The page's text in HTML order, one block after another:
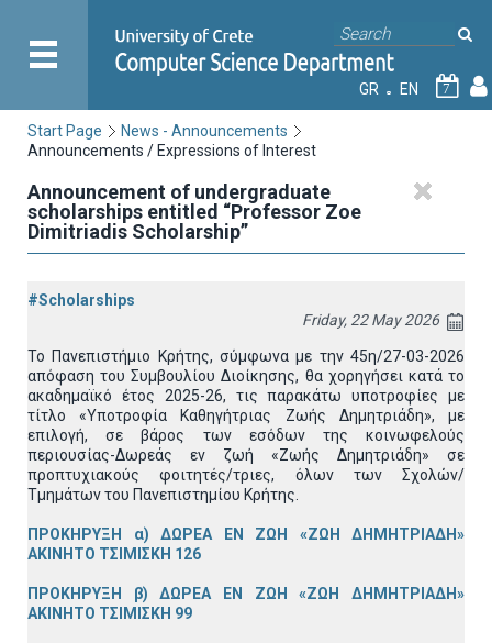
GR EN 7
Start Page
News - Announcements
Announcements / Expressions of Interest
Announcement of undergraduate
scholarships entitled “Professor Zoe
Dimitriadis Scholarship”
#Scholarships
Friday, 22 May 2026
Το Πανεπιστήμιο Κρήτης, σύμφωνα με την 45η/27-03-2026
απόφαση του Συμβουλίου Διοίκησης, θα χορηγήσει κατά το
ακαδημαϊκό έτος 2025-26, τις παρακάτω υποτροφίες με
τίτλο «Υποτροφία Καθηγήτριας Ζωής Δημητριάδη», με
επιλογή, σε βάρος των εσόδων της κοινωφελούς
περιουσίας-Δωρεάς εν ζωή «Ζωής Δημητριάδη» σε
προπτυχιακούς φοιτητές/τριες, όλων των Σχολών/
Τμημάτων του Πανεπιστημίου Κρήτης.
ΠΡΟΚΗΡΥΞΗ α) ΔΩΡΕΑ ΕΝ ΖΩΗ «ΖΩΗ ΔΗΜΗΤΡΙΑΔΗ»
ΑΚΙΝΗΤΟ ΤΣΙΜΙΣΚΗ 126
ΠΡΟΚΗΡΥΞΗ β) ΔΩΡΕΑ ΕΝ ΖΩΗ «ΖΩΗ ΔΗΜΗΤΡΙΑΔΗ»
ΑΚΙΝΗΤΟ ΤΣΙΜΙΣΚΗ 99